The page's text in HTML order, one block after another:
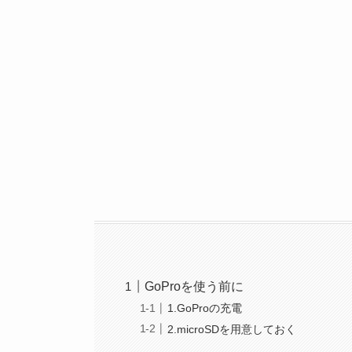
GoProを使う前に
1.GoProの充電
2.microSDを用意しておく